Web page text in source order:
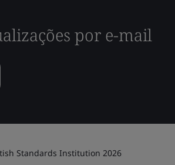
por e-mail
Standards Institution 2026